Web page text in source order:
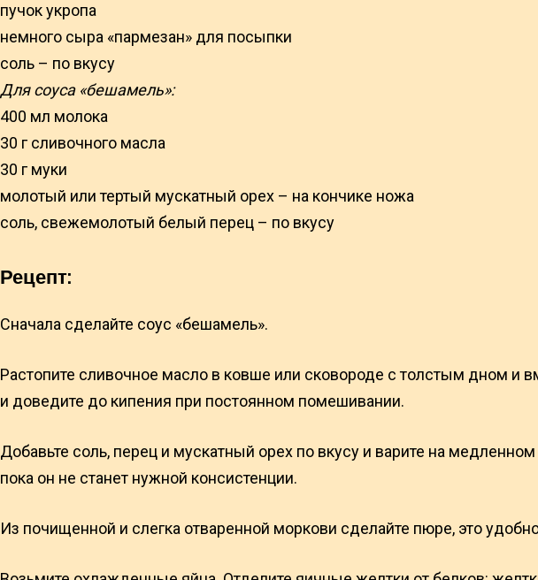
пучок укропа
немного сыра «пармезан» для посыпки
соль – по вкусу
Для соуса «бешамель»:
400 мл молока
30 г сливочного масла
30 г муки
молотый или тертый мускатный орех – на кончике ножа
соль, свежемолотый белый перец – по вкусу
Рецепт:
Сначала сделайте соус «бешамель».
Растопите сливочное масло в ковше или сковороде с толстым дном и
и доведите до кипения при постоянном помешивании.
Добавьте соль, перец и мускатный орех по вкусу и варите на
пока он не станет нужной консистенции.
Из почищенной и слегка отваренной моркови сделайте пюре, это